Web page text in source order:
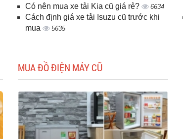
Có nên mua xe tải Kia cũ giá rẻ? 6634
Cách định giá xe tải Isuzu cũ trước khi
mua
5635
MUA ĐỒ ĐIỆN MÁY CŨ